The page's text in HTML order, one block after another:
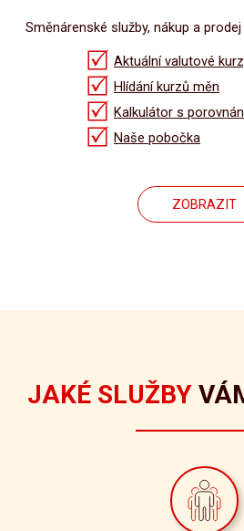
Směnárenské služby, nákup a
Aktuální valutové
Hlídání kurzů měn
Kalkulátor s
Naše pobočka
ZOBRAZIT
JAKÉ SLUŽBY